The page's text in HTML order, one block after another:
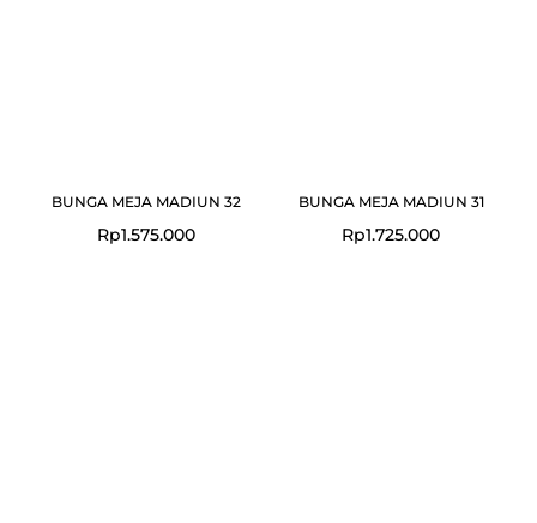
BUNGA MEJA MADIUN 32
Rp1.575.000
BUNGA MEJA MADIUN 31
Rp1.725.000